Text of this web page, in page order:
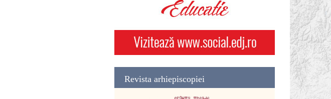
Revista arhiepiscopiei